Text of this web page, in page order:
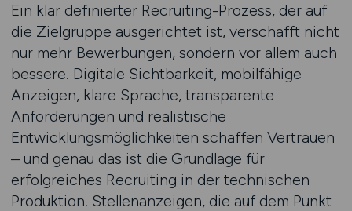
Ein klar definierter Recruiting-Prozess, der auf
die Zielgruppe ausgerichtet ist, verschafft nicht
nur mehr Bewerbungen, sondern vor allem auch
bessere. Digitale Sichtbarkeit, mobilfähige
Anzeigen, klare Sprache, transparente
Anforderungen und realistische
Entwicklungsmöglichkeiten schaffen Vertrauen
– und genau das ist die Grundlage für
erfolgreiches Recruiting in der technischen
Produktion. Stellenanzeigen, die auf dem Punkt